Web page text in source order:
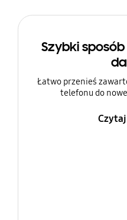
Szybki
Łatwo przenieś
telefonu do